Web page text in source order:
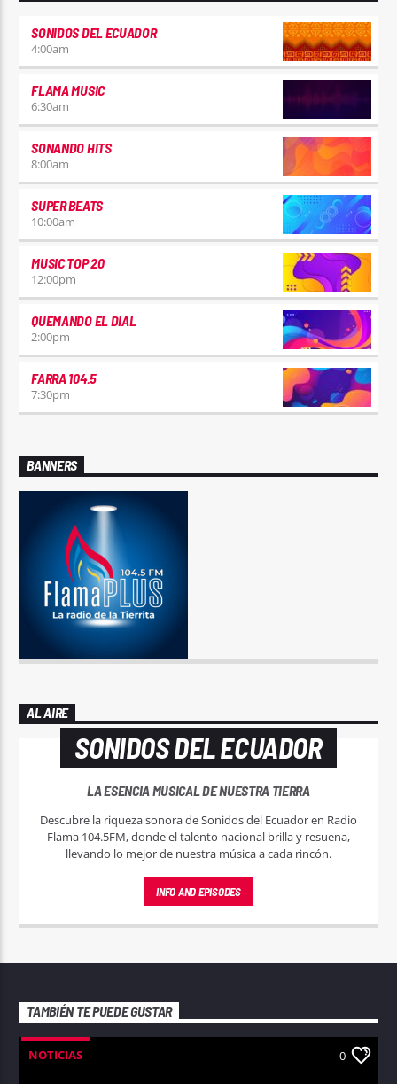
SONIDOS DEL ECUADOR
4:00am
FLAMA MUSIC
6:30am
SONANDO HITS
8:00am
SUPER BEATS
10:00am
MUSIC TOP 20
12:00pm
QUEMANDO EL DIAL
2:00pm
FARRA 104.5
7:30pm
BANNERS
AL AIRE
SONIDOS DEL ECUADOR
LA ESENCIA MUSICAL DE NUESTRA TIERRA
Descubre la riqueza sonora de Sonidos del Ecuador en Radio
Flama 104.5FM, donde el talento nacional brilla y resuena,
llevando lo mejor de nuestra música a cada rincón.
INFO AND EPISODES
TAMBIÉN TE PUEDE GUSTAR
NOTICIAS 0